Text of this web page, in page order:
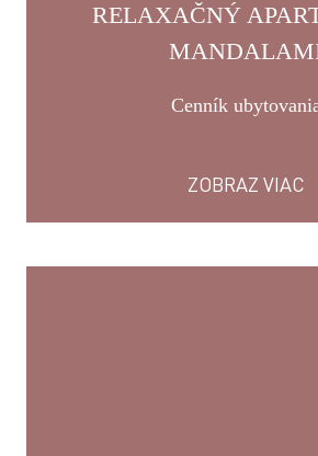
RELAXAČNÝ
Cenník
ZOBRAZ VIAC